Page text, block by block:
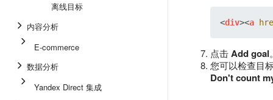
离线目标
内容分析
E-commerce
数据分析
Yandex Direct 集成
<div><a
点击Add goal
您可以检查目
Don't count